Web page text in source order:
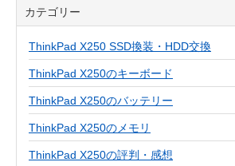
カテゴリー
ThinkPad X250 SSD換装・HDD交換
ThinkPad X250のキーボード
ThinkPad X250のバッテリー
ThinkPad X250のメモリ
ThinkPad X250の評判・感想